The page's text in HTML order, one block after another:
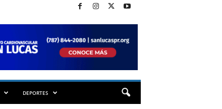
DEPORTES